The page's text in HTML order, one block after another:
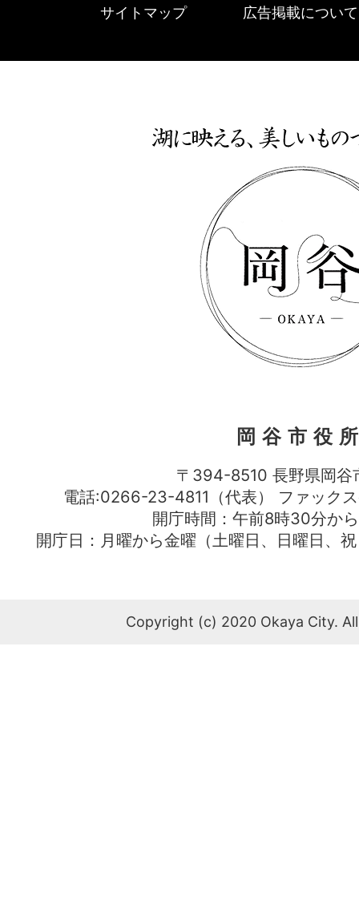
サイトマップ 広告掲載について
岡谷市役
〒394-8510 長野県岡谷
電話:0266-23-4811（代表） ファッ
開庁時間：午前8時30分か
開庁日：月曜から金曜（土曜日、日曜日、
Copyright (c) 2020 Okaya City.